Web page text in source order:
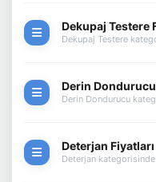
Dekupaj Testere
Dekupaj Testere
Derin Dondurucu
Derin Dondurucu
Deterjan Fiyatları
Deterjan